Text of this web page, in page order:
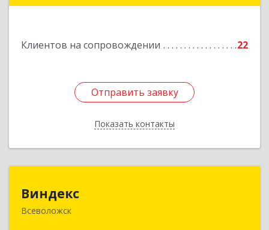
Клиентов на сопровождении 22
Отправить заявку
Показать контакты
Отправить заявку
Назад
Виндекс
Всеволожск
188643, Ленинградская обл, Всеволожский р-н,